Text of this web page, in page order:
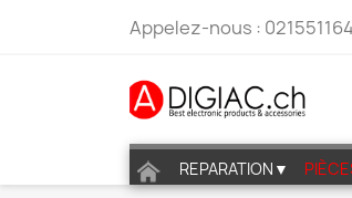
Appelez-nous :
REPARATION▼